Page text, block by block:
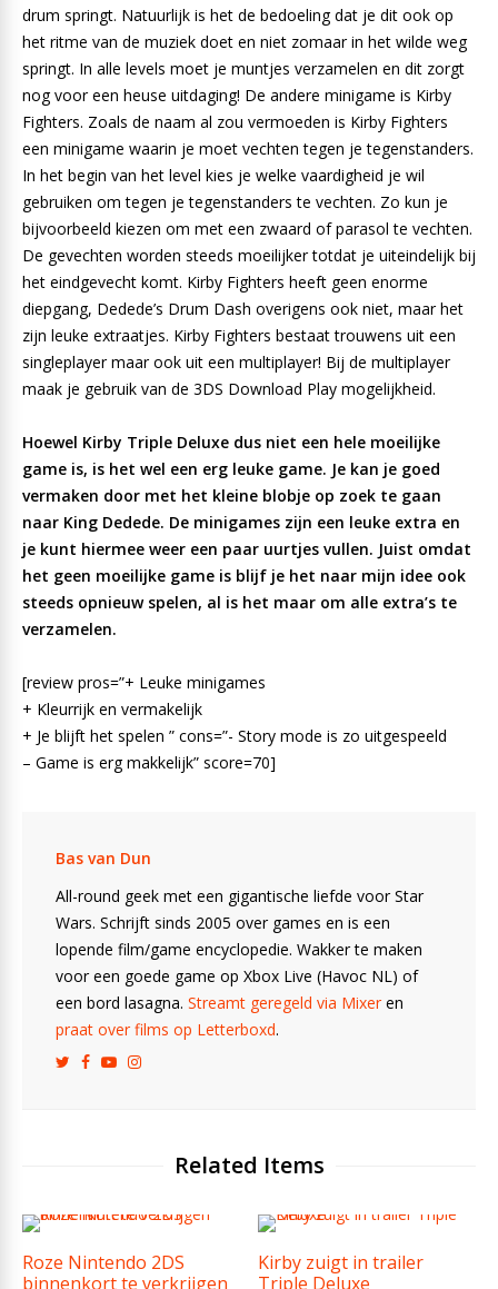
drum springt. Natuurlijk is het de bedoeling dat je dit ook op
het ritme van de muziek doet en niet zomaar in het wilde weg
springt. In alle levels moet je muntjes verzamelen en dit zorgt
nog voor een heuse uitdaging! De andere minigame is Kirby
Fighters. Zoals de naam al zou vermoeden is Kirby Fighters
een minigame waarin je moet vechten tegen je tegenstanders.
In het begin van het level kies je welke vaardigheid je wil
gebruiken om tegen je tegenstanders te vechten. Zo kun je
bijvoorbeeld kiezen om met een zwaard of parasol te vechten.
De gevechten worden steeds moeilijker totdat je uiteindelijk bij
het eindgevecht komt. Kirby Fighters heeft geen enorme
diepgang, Dedede’s Drum Dash overigens ook niet, maar het
zijn leuke extraatjes. Kirby Fighters bestaat trouwens uit een
singleplayer maar ook uit een multiplayer! Bij de multiplayer
maak je gebruik van de 3DS Download Play mogelijkheid.
Hoewel Kirby Triple Deluxe dus niet een hele moeilijke
game is, is het wel een erg leuke game. Je kan je goed
vermaken door met het kleine blobje op zoek te gaan
naar King Dedede. De minigames zijn een leuke extra en
je kunt hiermee weer een paar uurtjes vullen. Juist omdat
het geen moeilijke game is blijf je het naar mijn idee ook
steeds opnieuw spelen, al is het maar om alle extra’s te
verzamelen.
[review pros=”+ Leuke minigames
+ Kleurrijk en vermakelijk
+ Je blijft het spelen ” cons=”- Story mode is zo uitgespeeld
– Game is erg makkelijk” score=70]
Bas van Dun
All-round geek met een gigantische liefde voor Star
Wars. Schrijft sinds 2005 over games en is een
lopende film/game encyclopedie. Wakker te maken
voor een goede game op Xbox Live (Havoc NL) of
een bord lasagna. Streamt geregeld via Mixeren
praat over films op Letterboxd.
Related Items
Roze Nintendo 2DS
binnenkort te verkrijgen
Kirby zuigt in trailer
Triple Deluxe